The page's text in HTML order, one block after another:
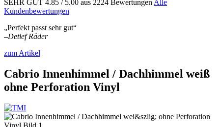
SEHR GUT 4.85 / 5.00 aus 2224 Bewertungen Alle
Kundenbewertungen
„Perfekt passt sehr gut“
–Detlef Räder
zum Artikel
Cabrio Innenhimmel / Dachhimmel weiß
ohne Perforation Vinyl